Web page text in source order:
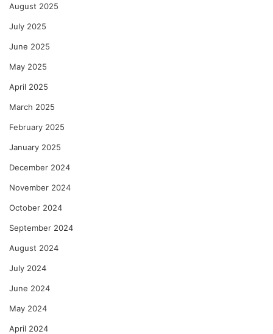
August 2025
July 2025
June 2025
May 2025
April 2025
March 2025
February 2025
January 2025
December 2024
November 2024
October 2024
September 2024
August 2024
July 2024
June 2024
May 2024
April 2024